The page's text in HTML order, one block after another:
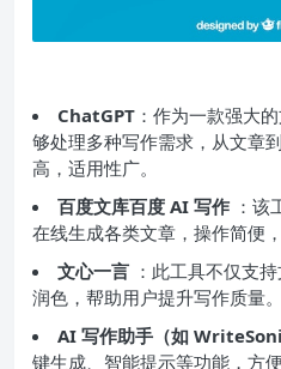
ChatGPT ：作为一款强大
够处理多种写作需求，从文章
高，适用性广。
百度文库百度 AI 写作 ：该
在线生成各类文章，操作简便
文心一言 ：此工具不仅支
润色，帮助用户提升写作质量。
AI 写作助手（如
键生成、智能提示等功能，方